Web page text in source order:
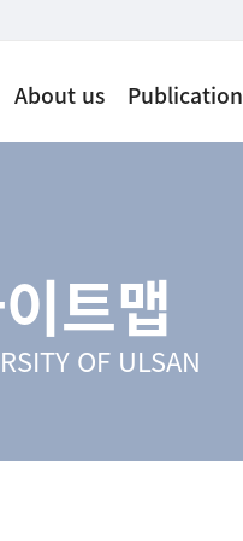
About us Publication
트맵
OF ULSAN